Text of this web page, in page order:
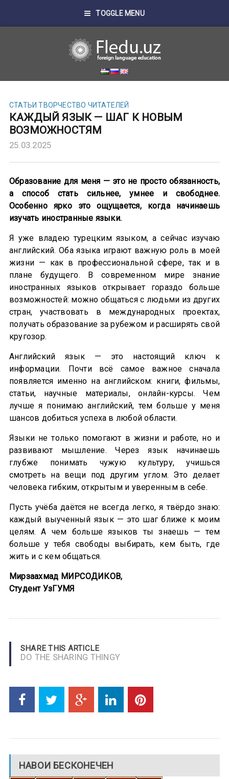
TOGGLE MENU
СТАТЬИ ТВОРЧЕСТВО ЧИТАТЕЛЕЙ
КАЖДЫЙ ЯЗЫК — ШАГ К НОВЫМ
ВОЗМОЖНОСТЯМ
25.03.2025
Образование для меня — это не просто обязанность,
а способ стать сильнее, умнее и свободнее.
Особенно ярко это ощущается, когда начинаешь
изучать иностранные языки.
Я уже владею турецким языком, а сейчас изучаю
английский. Оба языка играют важную роль в моей
жизни — как в профессиональной сфере, так и в
плане будущего. В современном мире знание
иностранных языков открывает гораздо больше
возможностей: можно общаться с людьми из других
стран, участвовать в международных проектах,
получать образование за рубежом и расширять свой
кругозор.
Английский язык — это настоящий ключ к
информации. Почти всё самое важное сначала
появляется именно на английском: книги, фильмы,
статьи, научные материалы, онлайн-курсы. Чем
лучше я понимаю английский, тем больше у меня
шансов добиться успеха в любой области.
Языки не только помогают в жизни и работе, но и
развивают мышление. Через язык начинаешь
глубже понимать чужую культуру, учишься
смотреть на вещи под другим углом. Это делает
человека гибким, открытым и уверенным в себе.
Пусть учёба даётся не всегда легко, я твёрдо знаю:
каждый выученный язык — это шаг ближе к моим
целям. А чем больше языков ты знаешь — тем
больше у тебя свободы выбирать, кем быть, где
жить и с кем общаться.
Мирзаахмад МИРСОДИКОВ,
Студент УзГУМЯ
SHARE THIS ARTICLE
DO THE SHARING THINGY
НАВОИ БЕСКОНЕЧЕН